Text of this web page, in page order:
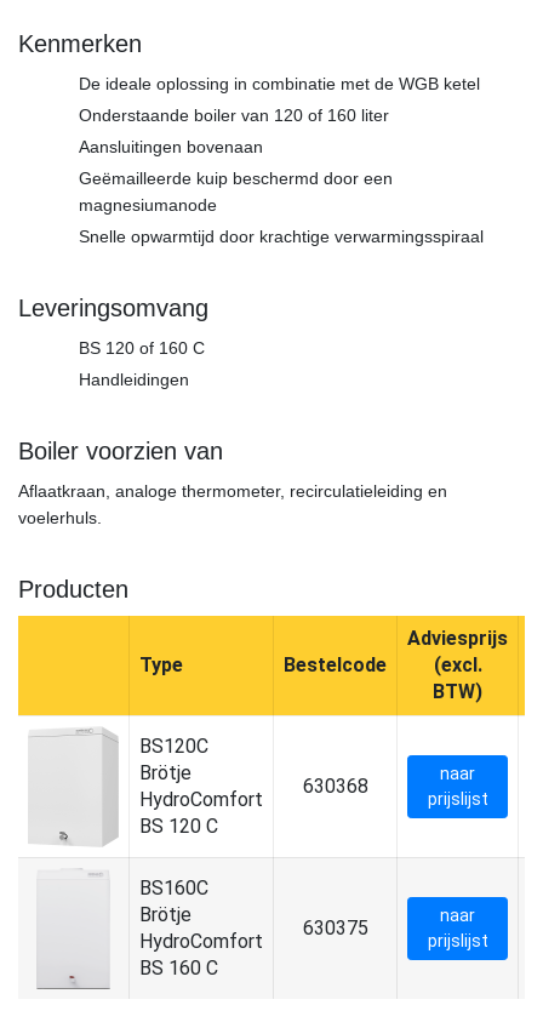
Kenmerken
De ideale oplossing in combinatie met de WGB ketel
Onderstaande boiler van 120 of 160 liter
Aansluitingen bovenaan
Geëmailleerde kuip beschermd door een
magnesiumanode
Snelle opwarmtijd door krachtige verwarmingsspiraal
Leveringsomvang
BS 120 of 160 C
Handleidingen
Boiler voorzien van
Aflaatkraan, analoge thermometer, recirculatieleiding en
voelerhuls.
Producten
Type Bestelcode
Adviesprijs
(excl.
BTW)
BS120C
Brötje
HydroComfort
BS 120 C
630368
naar
prijslijst
BS160C
Brötje
HydroComfort
BS 160 C
630375
naar
prijslijst